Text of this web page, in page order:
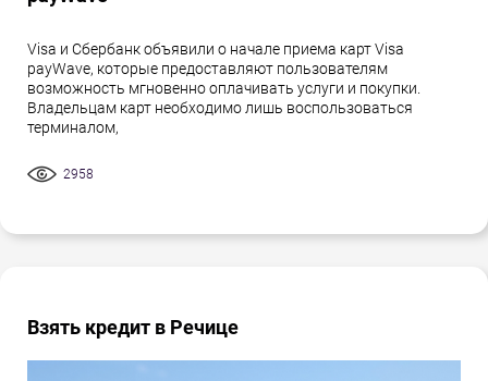
Visa и Сбербанк объявили о начале приема карт Visa
payWave, которые предоставляют пользователям
возможность мгновенно оплачивать услуги и покупки.
Владельцам карт необходимо лишь воспользоваться
терминалом,
2958
Взять кредит в Речице